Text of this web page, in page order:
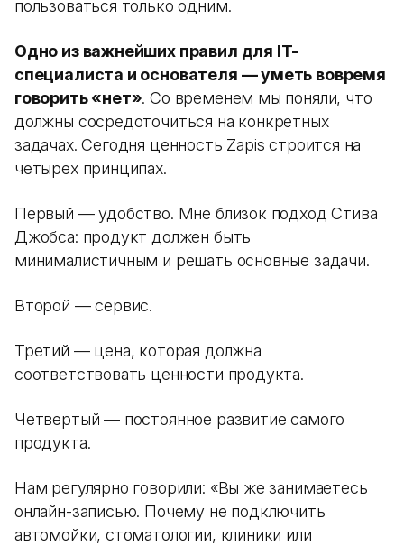
пользоваться только одним.
Одно из важнейших правил для IT-
специалиста и основателя — уметь вовремя
говорить «нет». Со временем мы поняли, что
должны сосредоточиться на конкретных
задачах. Сегодня ценность Zapis строится на
четырех принципах.
Первый — удобство. Мне близок подход Стива
Джобса: продукт должен быть
минималистичным и решать основные задачи.
Второй — сервис.
Третий — цена, которая должна
соответствовать ценности продукта.
Четвертый — постоянное развитие самого
продукта.
Нам регулярно говорили: «Вы же занимаетесь
онлайн-записью. Почему не подключить
автомойки, стоматологии, клиники или